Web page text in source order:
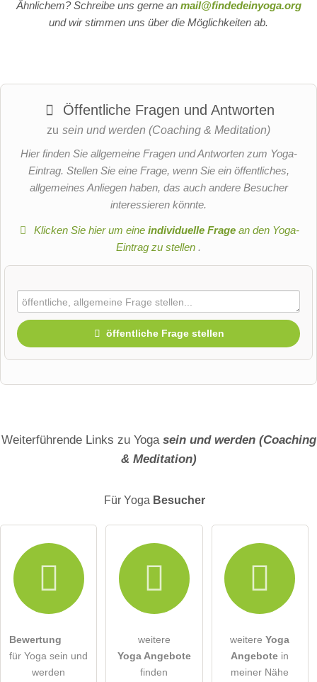
Ähnlichem? Schreibe uns gerne an mail@findedeinyoga.org
und wir stimmen uns über die Möglichkeiten ab.
Öffentliche Fragen und Antworten
zu sein und werden (Coaching & Meditation)
Hier finden Sie allgemeine Fragen und Antworten zum Yoga-
Eintrag. Stellen Sie eine Frage, wenn Sie ein öffentliches,
allgemeines Anliegen haben, das auch andere Besucher
interessieren könnte.
Klicken Sie hier um eineindividuelle Frage an den Yoga-
Eintrag zu stellen .
öffentliche Frage stellen
Hiermit akzeptiere ich die .
Die Datenschutzerklärunghabe ich zur Kenntnis genommen.
Hinweis:Bitte beachten Sie, öffentliche Fragen sindfür alle
Weiterführende Links zu Yoga sein und werden (Coaching
& Meditation)
Für Yoga Besucher
Bewertung
für Yoga sein und
werden
weitere
Yoga Angebote
finden
weitereYoga
Angebote in
meiner Nähe